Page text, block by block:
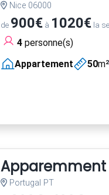
Nice 06000
de 900€à 1020€la
4personne(s)
Appartement
50m²
Apparemment
Portugal PT